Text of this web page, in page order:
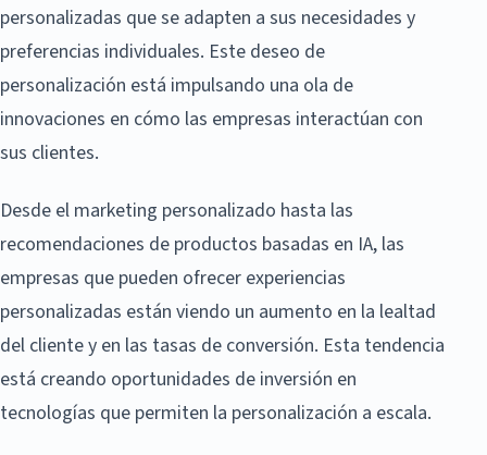
personalizadas que se adapten a sus necesidades y
preferencias individuales. Este deseo de
personalización está impulsando una ola de
innovaciones en cómo las empresas interactúan con
sus clientes.
Desde el marketing personalizado hasta las
recomendaciones de productos basadas en IA, las
empresas que pueden ofrecer experiencias
personalizadas están viendo un aumento en la lealtad
del cliente y en las tasas de conversión. Esta tendencia
está creando oportunidades de inversión en
tecnologías que permiten la personalización a escala.